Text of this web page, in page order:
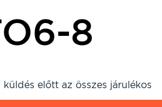
8
előtt az összes járulékos